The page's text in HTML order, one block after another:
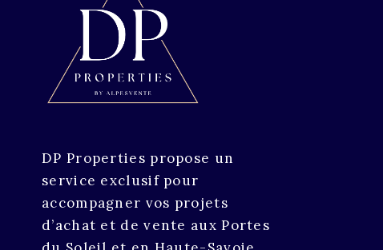
DP Properties propose un
service exclusif pour
accompagner vos projets
d’achat et de vente aux Portes